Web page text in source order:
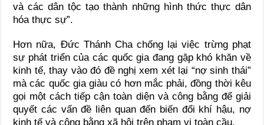
và các dân tộc tạo thành những hình thức thực dân
hóa thực sự”.
Hơn nữa, Đức Thánh Cha chống lại việc trừng phạt
sự phát triển của các quốc gia đang gặp khó khăn về
kinh tế, thay vào đó đề nghị xem xét lại “nợ sinh thái”
mà các quốc gia giàu có hơn mắc phải, đồng thời kêu
gọi một cách tiếp cận toàn diện và công bằng để giải
quyết các vấn đề liên quan đến biến đổi khí hậu, nợ
kinh tế và công bằng xã hội trên phạm vi toàn cầu.